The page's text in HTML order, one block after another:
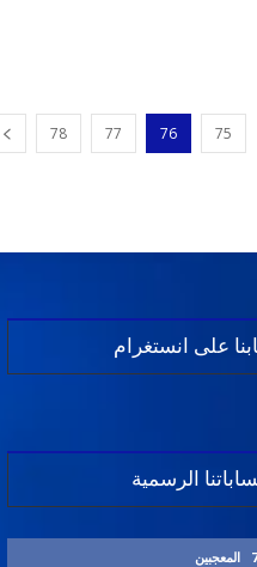
75
76
77
78
على انستغرام
الرسمية
المعجبين